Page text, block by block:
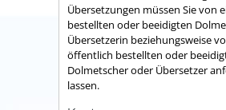
Übersetzungen müssen Sie von
bestellten oder beeidigten
Übersetzerin beziehungsweise
öffentlich bestellten oder
Dolmetscher oder Übersetzer
lassen.